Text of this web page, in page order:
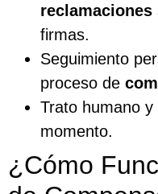
reclamaciones
firmas.
Seguimiento
proceso de
Trato humano
momento.
¿Cómo